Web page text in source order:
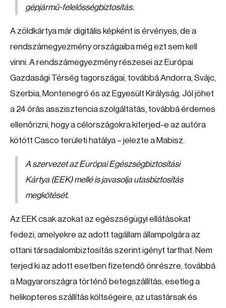
gépjármű-felelősségbiztosítás.
A zöldkártya már digitális képként is érvényes, de a
rendszámegyezmény országaiba még ezt sem kell
vinni. A rendszámegyezmény részesei az Európai
Gazdasági Térség tagországai, továbbá Andorra, Svájc,
Szerbia, Montenegró és az Egyesült Királyság. Jól jöhet
a 24 órás asszisztencia szolgáltatás, továbbá érdemes
ellenőrizni, hogy a célországokra kiterjed-e az autóra
kötött Casco területi hatálya – jelezte a Mabisz.
A szervezet az Európai Egészségbiztosítási
Kártya (EEK) mellé is javasolja utasbiztosítás
megkötését.
Az EEK csak azokat az egészségügyi ellátásokat
fedezi, amelyekre az adott tagállam állampolgára az
ottani társadalombiztosítás szerint igényt tarthat. Nem
terjed ki az adott esetben fizetendő önrészre, továbbá
a Magyarországra történő betegszállítás, esetleg a
helikopteres szállítás költségeire, az utastársak és